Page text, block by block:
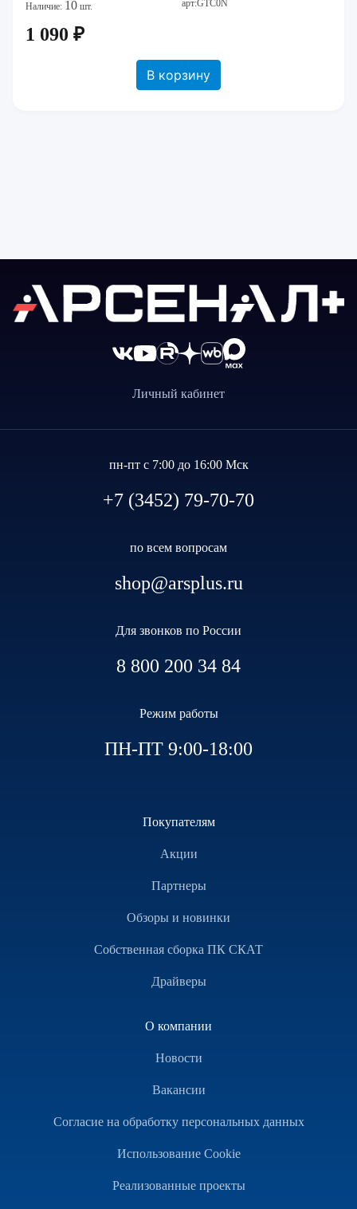
Наличие: 10 шт. арт:GTC0N
1 090 ₽
В корзину
Личный кабинет
пн-пт с 7:00 до 16:00 Мск
+7 (3452) 79-70-70
по всем вопросам
shop@arsplus.ru
Для звонков по России
8 800 200 34 84
Режим работы
ПН-ПТ 9:00-18:00
Покупателям
Акции
Партнеры
Обзоры и новинки
Собственная сборка ПК СКАТ
Драйверы
О компании
Новости
Вакансии
Согласие на обработку персональных данных
Использование Cookie
Реализованные проекты